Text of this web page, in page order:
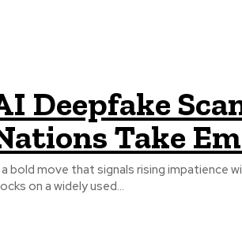
Deepfake
Take
a bold move that signals rising impatience
on a widely used...